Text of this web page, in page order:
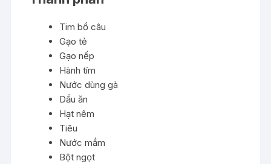
Tim bồ câu
Gạo tẻ
Gạo nếp
Hành tím
Nước dùng gà
Dầu ăn
Hạt nêm
Tiêu
Nước mắm
Bột ngọt